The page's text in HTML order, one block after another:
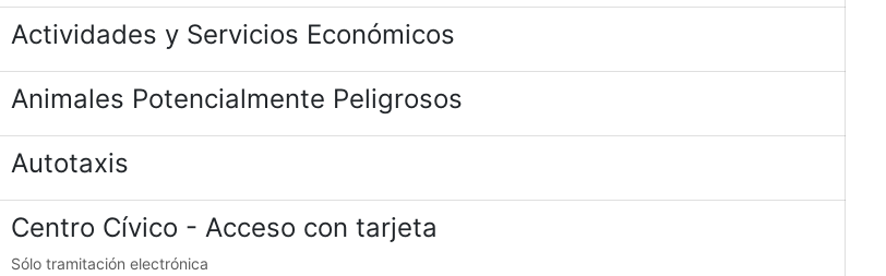
Actividades y Servicios Económicos
Animales Potencialmente Peligrosos
Autotaxis
Centro Cívico - Acceso con tarjeta
Sólo tramitación electrónica